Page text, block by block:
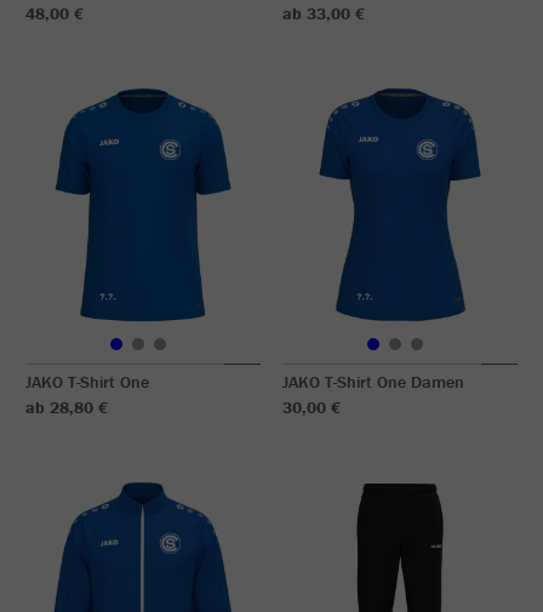
48,00 €
ab 33,00 €
JAKO T-Shirt One
ab 28,80 €
JAKO T-Shirt One Damen
30,00 €